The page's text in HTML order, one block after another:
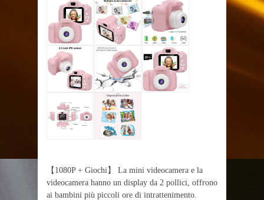
【1080P + Giochi】 La mini videocamera e la
videocamera hanno un display da 2 pollici, offrono
ai bambini più piccoli ore di intrattenimento.